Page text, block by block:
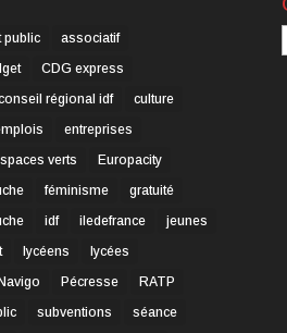
public
associatif
CDG express
régional idf
culture
entreprises
verts
Europacity
féminisme
gratuité
idf iledefrance
jeunes
lycéens
lycées
Pécresse
RATP
subventions
séance